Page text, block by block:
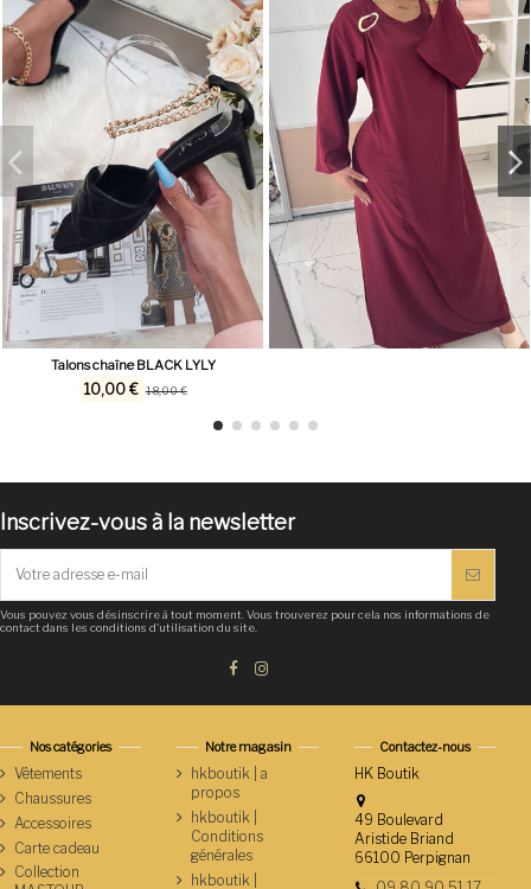
Talons chaîne BLACK LYLY
10,00 € 18,00 €
Inscrivez-vous à la newsletter
Vous pouvez vous désinscrire à tout moment. Vous trouverez pour cela nos informations de
contact dans les conditions d'utilisation du site.
Nos catégories
Vêtements
Chaussures
Accessoires
Carte cadeau
Collection
Notre magasin
hkboutik | a
propos
hkboutik |
Conditions
générales
hkboutik |
Contactez-nous
HK Boutik
49 Boulevard
Aristide Briand
66100 Perpignan